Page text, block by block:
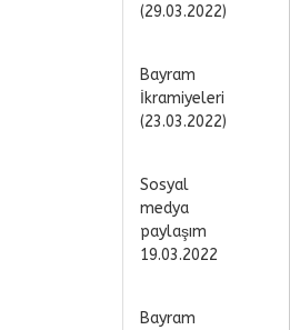
(29.03.2022)
Bayram
İkramiyeleri
(23.03.2022)
Sosyal
medya
paylaşım
19.03.2022
Bayram